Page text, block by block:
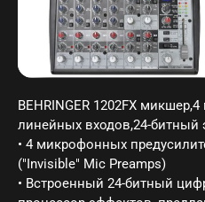
BEHRINGER 1202FX
линейных входов,24-битный
• 4 микрофонных
("Invisible" Mic Preamps)
• Встроенный 24-битный